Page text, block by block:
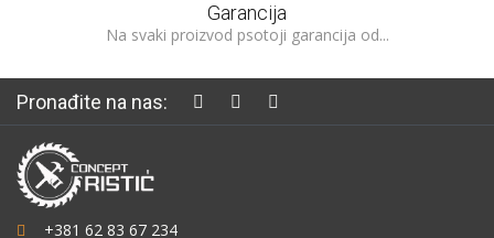
Garancija
Na svaki proizvod psotoji garancija od...
Pronađite na nas:
+381 62 83 67 234